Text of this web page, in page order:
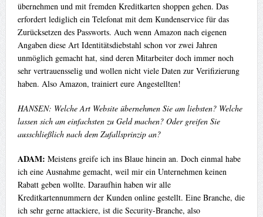
übernehmen und mit fremden Kreditkarten shoppen gehen. Das
erfordert lediglich ein Telefonat mit dem Kundenservice für das
Zurücksetzen des Passworts. Auch wenn Amazon nach eigenen
Angaben diese Art Identitätsdiebstahl schon vor zwei Jahren
unmöglich gemacht hat, sind deren Mitarbeiter doch immer noch
sehr vertrauensselig und wollen nicht viele Daten zur Verifizierung
haben. Also Amazon, trainiert eure Angestellten!
HANSEN: Welche Art Website übernehmen Sie am liebsten? Welche
lassen sich am einfachsten zu Geld machen? Oder greifen Sie
ausschließlich nach dem Zufallsprinzip an?
ADAM: Meistens greife ich ins Blaue hinein an. Doch einmal habe
ich eine Ausnahme gemacht, weil mir ein Unternehmen keinen
Rabatt geben wollte. Daraufhin haben wir alle
Kreditkartennummern der Kunden online gestellt. Eine Branche, die
ich sehr gerne attackiere, ist die Security-Branche, also